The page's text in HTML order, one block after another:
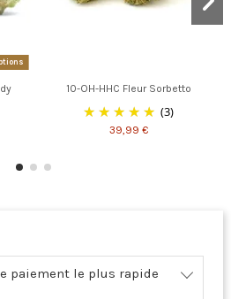
10-OH-HHC Fleur Sorbetto
(3)
39,99 €
paiement le plus rapide